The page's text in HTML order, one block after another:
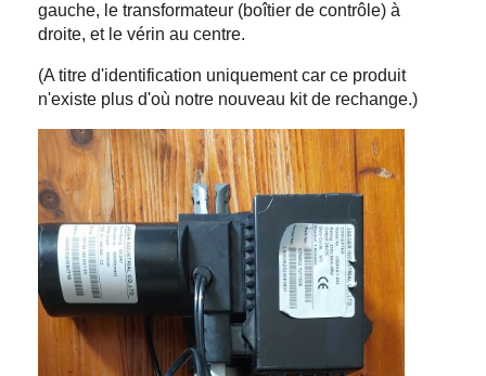
gauche, le transformateur (boîtier de contrôle) à
droite, et le vérin au centre.
(A titre d'identification uniquement car ce produit
n'existe plus d'où notre nouveau kit de rechange.)